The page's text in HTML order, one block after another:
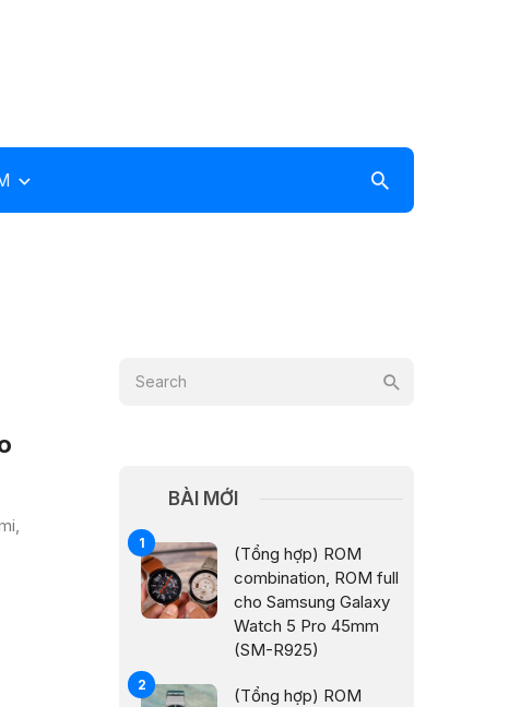
BÀI MỚI
(Tổng hợp) ROM
combination, ROM full
cho Samsung Galaxy
Watch 5 Pro 45mm
(SM-R925)
(Tổng hợp) ROM